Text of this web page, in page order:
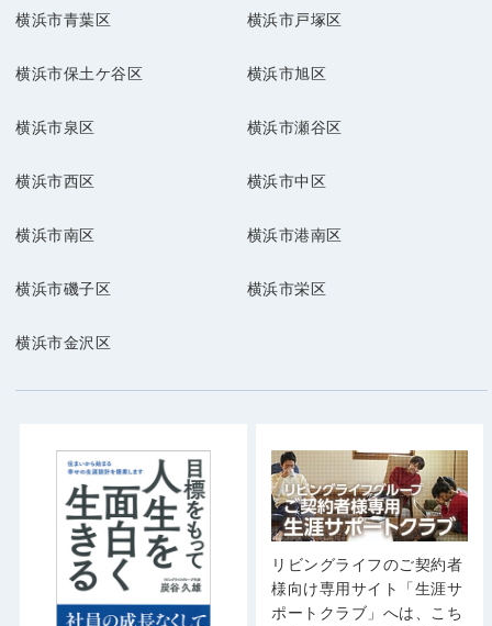
横浜市青葉区 横浜市戸塚区
横浜市保土ケ谷区 横浜市旭区
横浜市泉区 横浜市瀬谷区
横浜市西区 横浜市中区
横浜市南区 横浜市港南区
横浜市磯子区 横浜市栄区
横浜市金沢区
リビングライフのご契約者
様向け専用サイト「生涯サ
ポートクラブ」へは、こち